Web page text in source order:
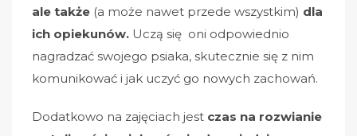
ale także (a może nawet przede wszystkim) dla
ich opiekunów. Uczą się oni odpowiednio
nagradzać swojego psiaka, skutecznie się z nim
komunikować i jak uczyć go nowych zachowań.
Dodatkowo na zajęciach jest czas na rozwianie